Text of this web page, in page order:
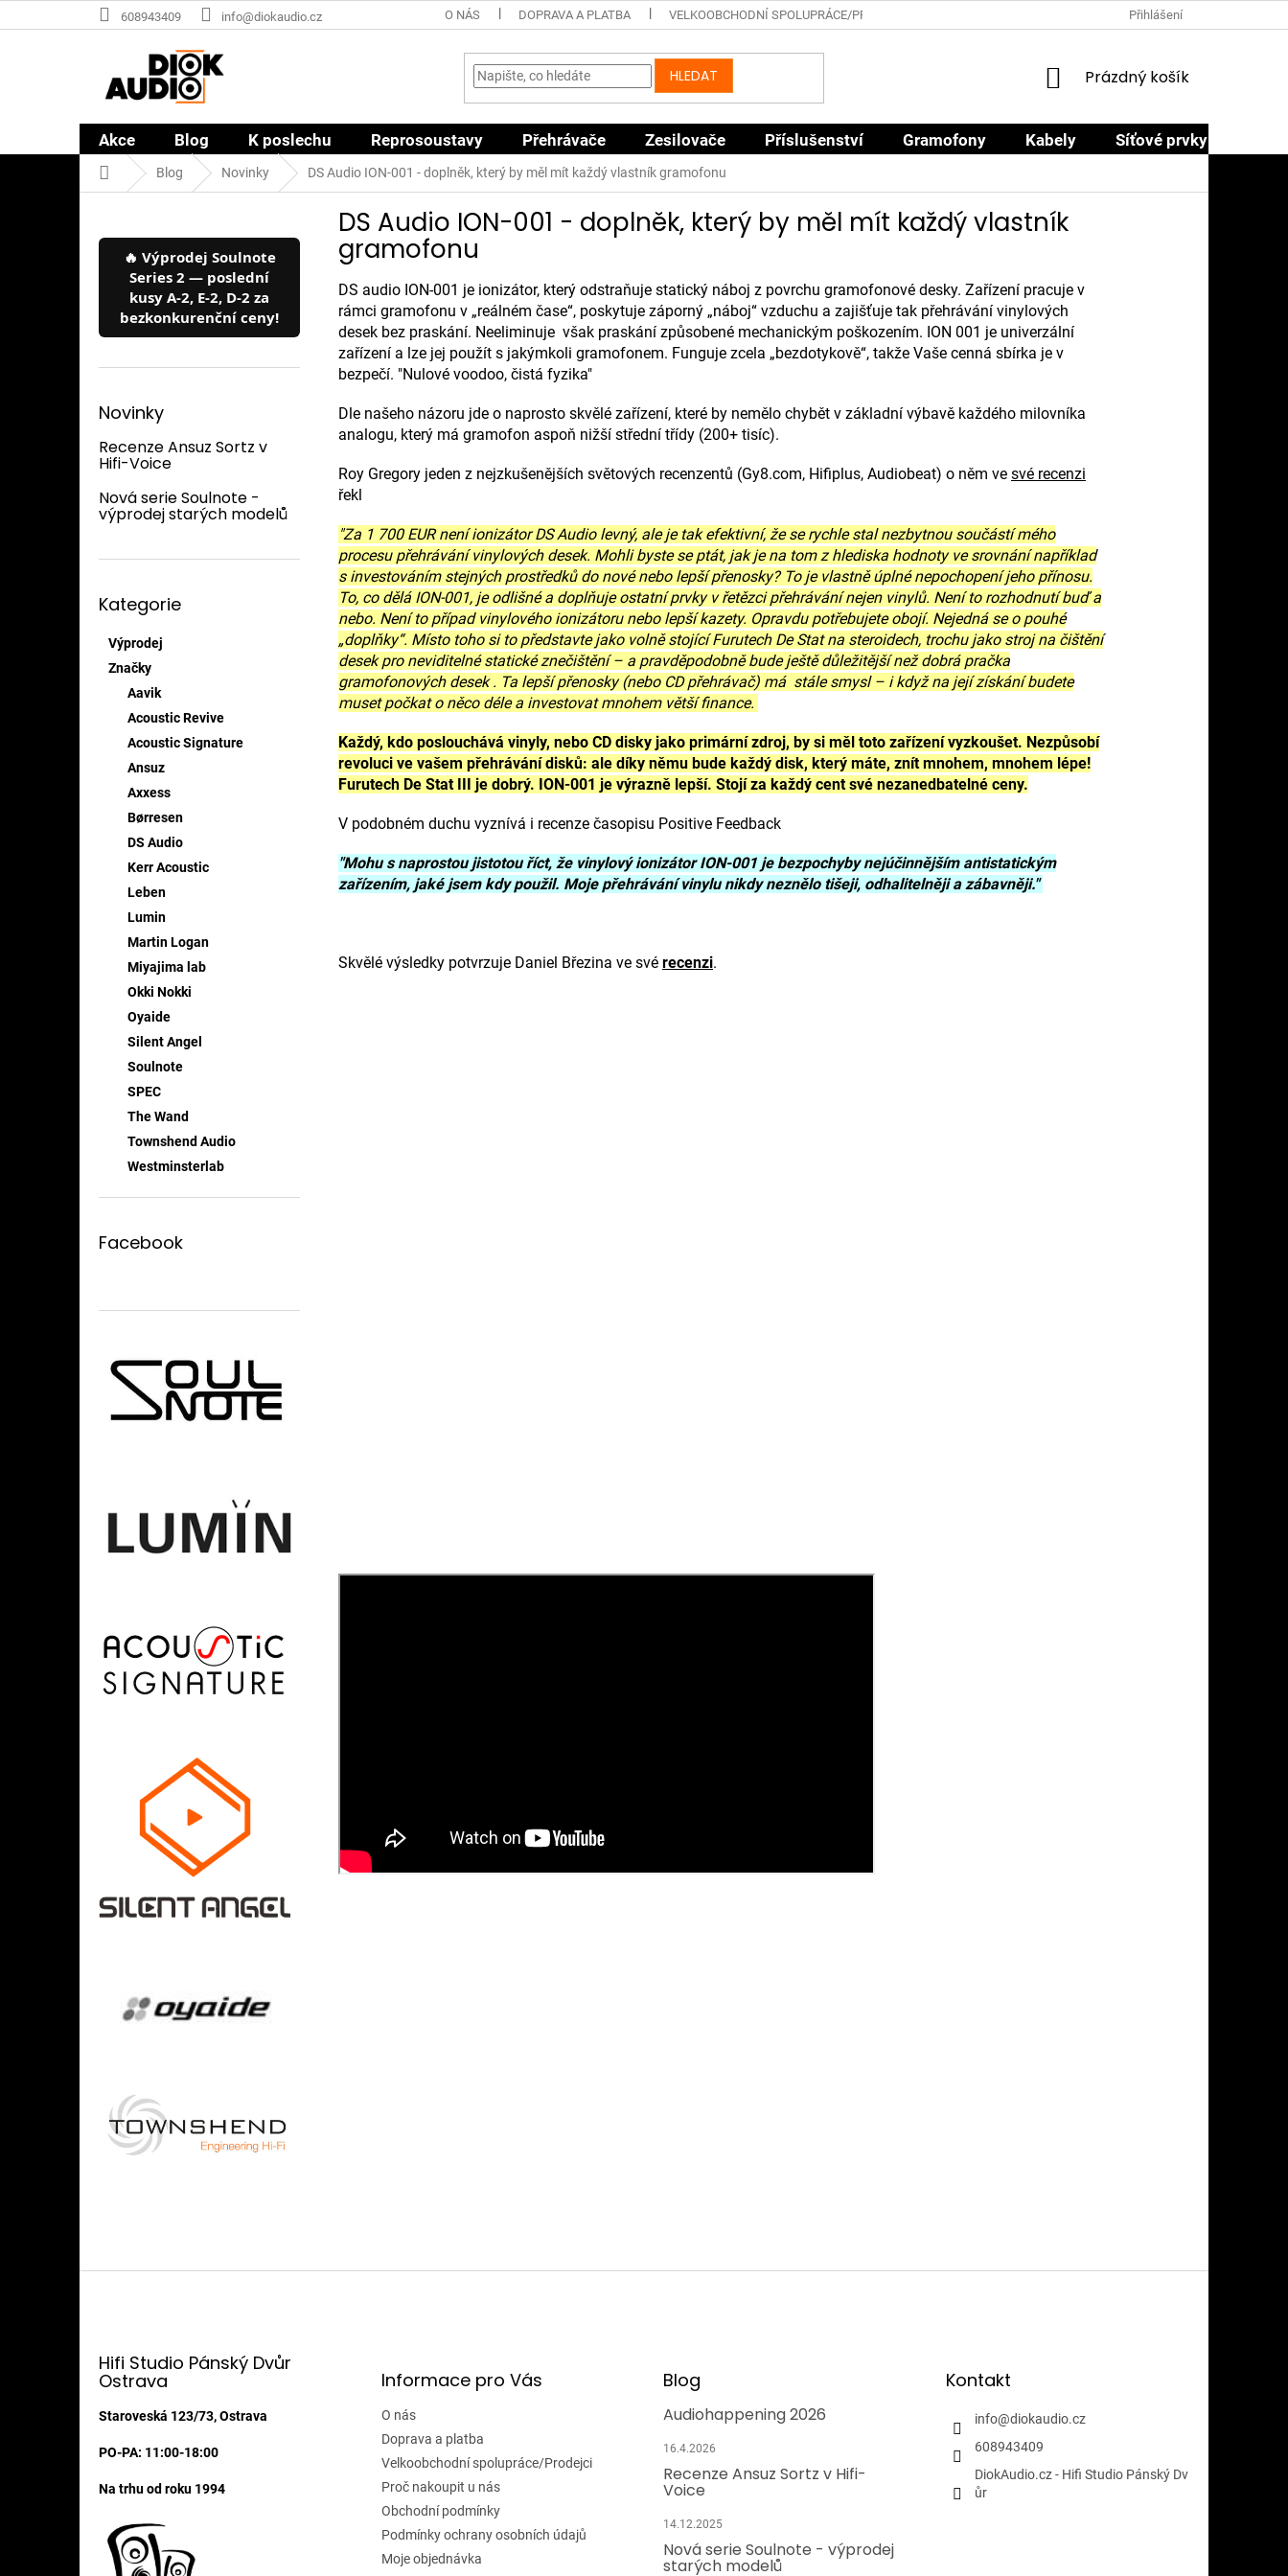
na
608943409 info@diokaudio.cz O NÁS DOPRAVA A PLATBA VELKOOBCHODNÍ SPOLUPRÁCE/PRODEJCI OBCHODNÍ PODMÍNKY
Přihlášení
HLEDAT
NÁKUPNÍ
Prázdný košík
Akce Blog K poslechu Reprosoustavy Přehrávače Zesilovače Příslušenství Gramofony Kabely Síťové prvky
Domů Blog Novinky DS Audio ION-001 - doplněk, který by měl mít každý vlastník gramofonu
🔥 Výprodej Soulnote
Series 2 — poslední
kusy A-2, E-2, D-2 za
bezkonkurenční ceny!
Novinky
Recenze Ansuz Sortz v
Hifi-Voice
Nová serie Soulnote -
výprodej starých modelů
kategorie
Kategorie
Výprodej
Značky
Aavik
Acoustic Revive
Acoustic Signature
Ansuz
Axxess
Børresen
DS Audio
Kerr Acoustic
Leben
Lumin
Martin Logan
Miyajima lab
Okki Nokki
Oyaide
Silent Angel
Soulnote
SPEC
The Wand
Townshend Audio
Westminsterlab
Facebook
DS Audio ION-001 - doplněk, který by měl mít každý vlastník
gramofonu
DS audio ION-001 je ionizátor, který odstraňuje statický náboj z povrchu gramofonové desky. Zařízení pracuje v
rámci gramofonu v „reálném čase“, poskytuje záporný „náboj“ vzduchu a zajišťuje tak přehrávání vinylových
desek bez praskání. Neeliminuje však praskání způsobené mechanickým poškozením. ION 001 je univerzální
zařízení a lze jej použít s jakýmkoli gramofonem. Funguje zcela „bezdotykově“, takže Vaše cenná sbírka je v
bezpečí. "Nulové voodoo, čistá fyzika"
Dle našeho názoru jde o naprosto skvělé zařízení, které by nemělo chybět v základní výbavě každého milovníka
analogu, který má gramofon aspoň nižší střední třídy (200+ tisíc).
Roy Gregory jeden z nejzkušenějších světových recenzentů (Gy8.com, Hifiplus, Audiobeat) o něm ve své recenzi
řekl
"Za 1 700 EUR není ionizátor DS Audio levný, ale je tak efektivní, že se rychle stal nezbytnou součástí mého
procesu přehrávání vinylových desek. Mohli byste se ptát, jak je na tom z hlediska hodnoty ve srovnání například
s investováním stejných prostředků do nové nebo lepší přenosky? To je vlastně úplné nepochopení jeho přínosu.
To, co dělá ION-001, je odlišné a doplňuje ostatní prvky v řetězci přehrávání nejen vinylů. Není to rozhodnutí buď a
nebo. Není to případ vinylového ionizátoru nebo lepší kazety. Opravdu potřebujete obojí. Nejedná se o pouhé
„doplňky“. Místo toho si to představte jako volně stojící Furutech De Stat na steroidech, trochu jako stroj na čištění
desek pro neviditelné statické znečištění – a pravděpodobně bude ještě důležitější než dobrá pračka
gramofonových desek . Ta lepší přenosky (nebo CD přehrávač) má stále smysl – i když na její získání budete
muset počkat o něco déle a investovat mnohem větší finance.
Každý, kdo poslouchává vinyly, nebo CD disky jako primární zdroj, by si měl toto zařízení vyzkoušet. Nezpůsobí
revoluci ve vašem přehrávání disků: ale díky němu bude každý disk, který máte, znít mnohem, mnohem lépe!
Furutech De Stat III je dobrý. ION-001 je výrazně lepší. Stojí za každý cent své nezanedbatelné ceny.
V podobném duchu vyznívá i recenze časopisu Positive Feedback
"Mohu s naprostou jistotou říct, že vinylový ionizátor ION-001 je bezpochyby nejúčinnějším antistatickým
zařízením, jaké jsem kdy použil. Moje přehrávání vinylu nikdy neznělo tišeji, odhalitelněji a zábavněji."
Skvělé výsledky potvrzuje Daniel Březina ve své recenzi.
Hifi Studio Pánský Dvůr
Ostrava
Staroveská 123/73, Ostrava
PO-PA: 11:00-18:00
Na trhu od roku 1994
Informace pro Vás
O nás
Doprava a platba
Velkoobchodní spolupráce/Prodejci
Proč nakoupit u nás
Obchodní podmínky
Podmínky ochrany osobních údajů
Moje objednávka
Blog
Audiohappening 2026
16.4.2026
Recenze Ansuz Sortz v Hifi-
Voice
14.12.2025
Nová serie Soulnote - výprodej
starých modelů
Kontakt
info@diokaudio.cz
608943409
DiokAudio.cz - Hifi Studio Pánský Dv
ůr